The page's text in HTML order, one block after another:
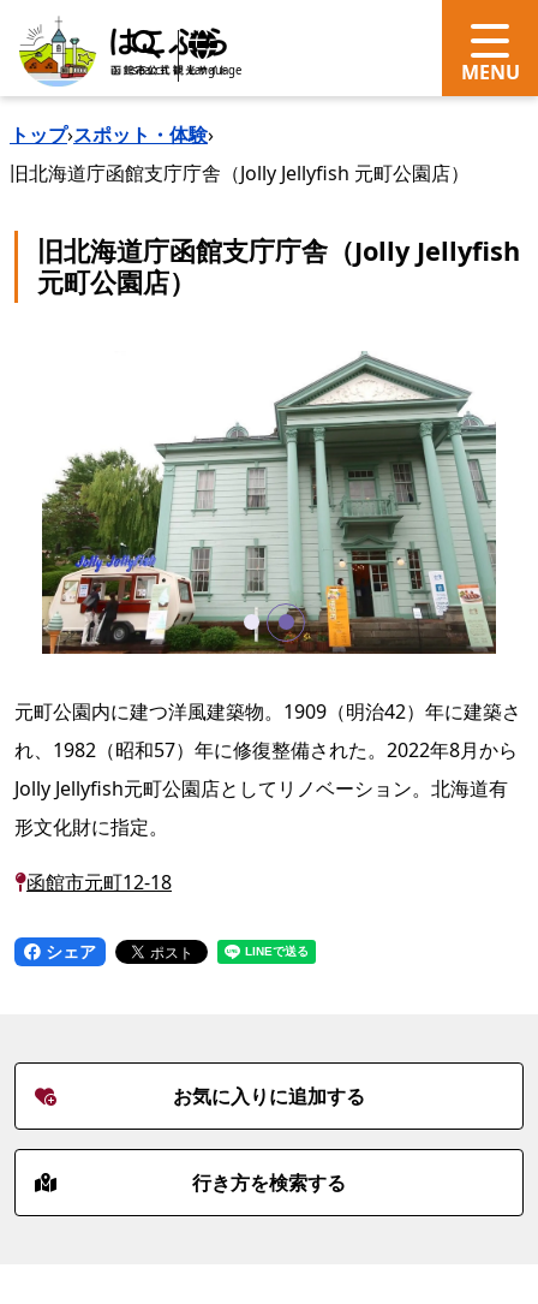
search Language
トップ›スポット・体験›
旧北海道庁函館支庁庁舎（Jolly Jellyfish 元町公園店）
旧北海道庁函館支庁庁舎（Jolly Jellyfish
元町公園店）
元町公園内に建つ洋風建築物。1909（明治42）年に建築さ
れ、1982（昭和57）年に修復整備された。2022年8月から
Jolly Jellyfish元町公園店としてリノベーション。北海道有
形文化財に指定。
函館市元町12-18
シェア
お気に入りに追加する
行き方を検索する